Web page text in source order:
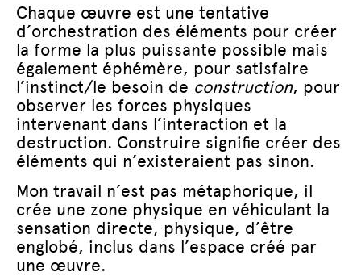
Chaque œuvre est une tentative
d’orchestration des éléments pour créer
la forme la plus puissante possible mais
également éphémère, pour satisfaire
l’instinct/le besoin de construction, pour
observer les forces physiques
intervenant dans l’interaction et la
destruction. Construire signifie créer des
éléments qui n’existeraient pas sinon.
Mon travail n’est pas métaphorique, il
crée une zone physique en véhiculant la
sensation directe, physique, d’être
englobé, inclus dans l’espace créé par
une œuvre.